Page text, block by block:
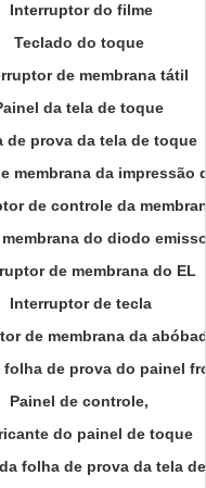
Interruptor do filme
Teclado do toque
de membrana tátil
da tela de toque
de prova da tela de toque
membrana da impressão
de controle da
do diodo
de membrana do EL
Interruptor de tecla
de membrana da
folha de prova do painel
Painel de controle,
do painel de toque
folha de prova da tela